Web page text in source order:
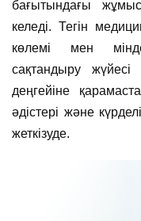
бағытындағы
келеді. Тегін
көлемі мен
сақтандыру
деңгейіне
әдістері және
жеткізуде.